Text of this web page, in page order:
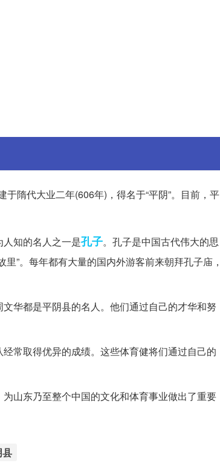
隋代大业二年(606年)，得名于“平阴”。目前，平
知的名人之一是孔子。孔子是中国古代伟大的思
”。每年都有大量的国内外游客前来朝拜孔子庙，
华都是平阴县的名人。他们通过自己的才华和努
常取得优异的成绩。这些体育健将们通过自己的
山东乃至整个中国的文化和体育事业做出了重要
县